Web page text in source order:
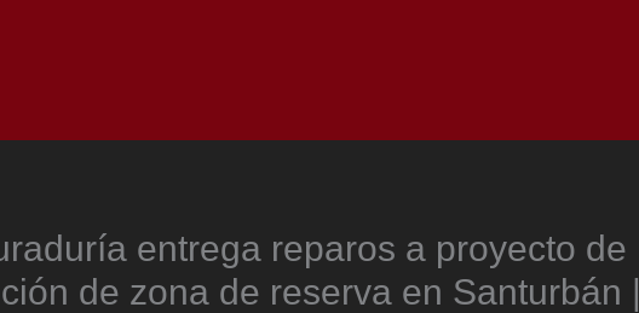
entrega reparos a proyecto de
de zona de reserva en Santurbán |